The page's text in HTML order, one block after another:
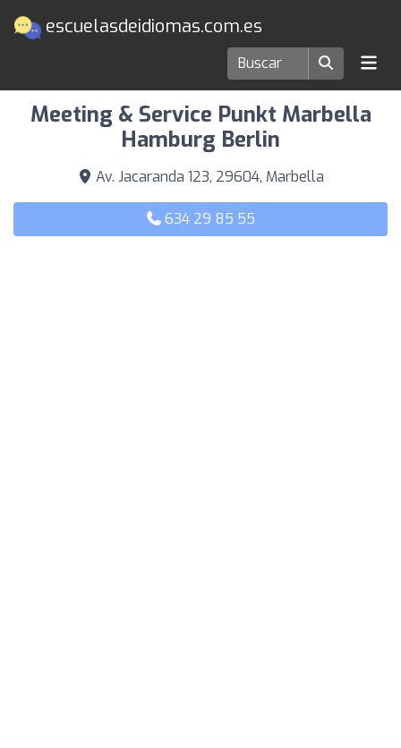
escuelasdeidiomas.com.es
Escuelas de idiomas en Marbella
Meeting & Service Punkt Marbella
Hamburg Berlin
Av. Jacaranda 123, 29604, Marbella
634 29 85 55